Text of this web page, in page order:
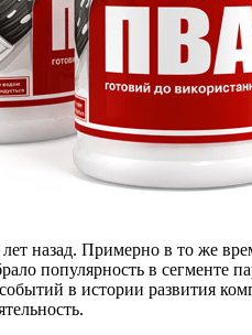
лет назад. Примерно в то же
популярность в сегменте
в истории развития